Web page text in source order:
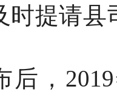
时提请
，